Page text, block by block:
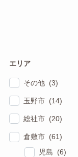
エリア
その他 (3)
玉野市 (14)
総社市 (20)
倉敷市 (61)
児島 (6)